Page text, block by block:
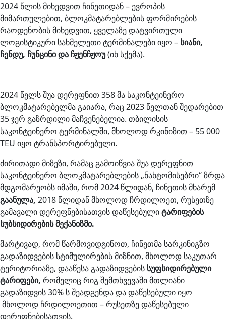
2024 წლის მიხედვით ჩინეთიდან – ევროპის
მიმართულებით, ბლოკმატარებლების ფორმირების
რაოდენობის მიხედვით, ყველაზე დატვირთული
ლოგისტიკური სახმელეთი ტერმინალები იყო – სიანი,
ჩენდუ, ჩუნცინი და ჩჟენჩჟოუ(იხ სქემა).
2024 წელს შუა დერეფნით 358 მა საკონტეინერო
ბლოკმატარებელმა გაიარა, რაც 2023 წელთან შედარებით
35 ჯერ გაზრდილი მაჩვენებელია. თბილისის
საკონტეინერო ტერმინალში, მხოლოდ რკინიზით – 55 000
TEU იყო ტრანსპორტირებული.
ძირითადი მიზეზი, რამაც გამოიწვია შუა დერეფნით
საკონტეინერო ბლოკმატარებლების „ნახტომისებრი“ ზრდა
მდგომარეობს იმაში, რომ 2024 წლიდან, ჩინეთის მხარემ
გაანულა, 2018 წლიდან მხოლოდ ჩრდილოეთ, რუსეთზე
გამავალი დერეფნებისათვის დაწესებულიტარიფების
სუბსიდირების მექანიზმი.
მარტივად, რომ წარმოვიდგინოთ, ჩინეთმა სარკინიგზო
გადაზიდვების სტიმულირების მიზნით, მხოლოდ საკუთარ
ტერიტორიაზე, დააწესა გადაზიდვების სუფსიდირებული
ტარიფები, რომელიც რიგ შემთხვევაში მთლიანი
გადაზიდვის 30% ს შეადგენდა და დაწესებული იყო
მხოლოდ ჩრდილოეთით – რუსეთზე დაწესებული
დერეფნებისათვის.